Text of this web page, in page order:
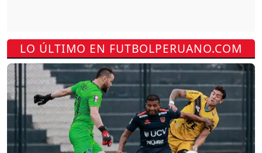
LO ÚLTIMO EN FUTBOLPERUANO.COM